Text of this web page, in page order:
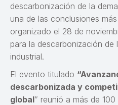
descarbonización de la
una de las conclusiones
organizado el 28 de
para la descarbonización de
industrial.
El evento titulado
descarbonizada y
global” reunió a más de